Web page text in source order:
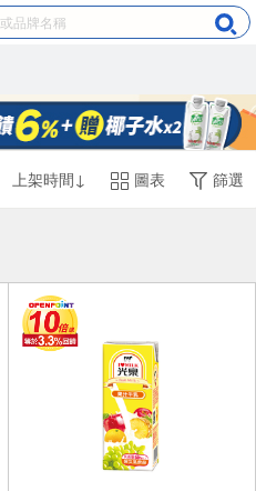
上架時間↓ 圖表 篩選